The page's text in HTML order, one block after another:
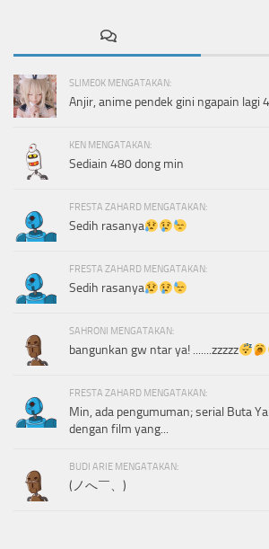
SLIME0K MENGATAKAN:
Anjir, anime pendek gini ngapain lagi
KEN MENGATAKAN:
Sediain 480 dong min
FRESTA ZAHARD MENGATAKAN:
Sedih rasanya
FRESTA ZAHARD MENGATAKAN:
Sedih rasanya
SAHRONI MENGATAKAN:
bangunkan gw ntar ya! .......zzzzz
FRESTA ZAHARD MENGATAKAN:
Min, ada pengumuman; serial Buta
dengan film yang...
BUDI ARIE MENGATAKAN:
(ノへ￣、)